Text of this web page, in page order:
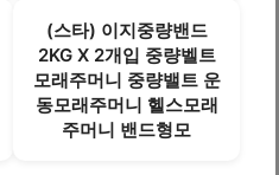
(스타) 이지중량밴드
2KG X 2개입 중량벨트
모래주머니 중량밸트 운
동모래주머니 헬스모래
주머니 밴드형모